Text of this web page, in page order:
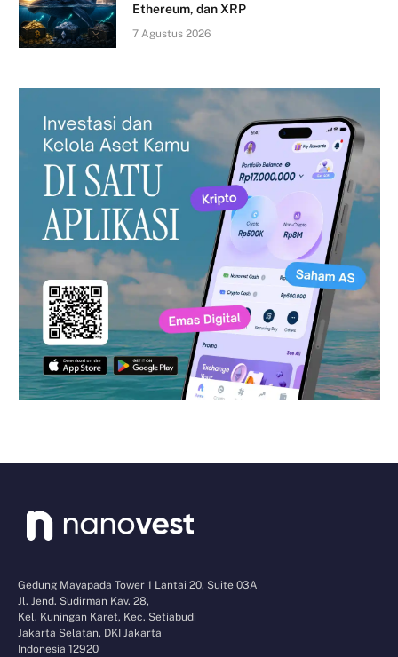
Ethereum, dan XRP
7 Agustus 2026
Gedung Mayapada Tower 1 Lantai 20, Suite 03A
Jl. Jend. Sudirman Kav. 28,
Kel. Kuningan Karet, Kec. Setiabudi
Jakarta Selatan, DKI Jakarta
Indonesia 12920